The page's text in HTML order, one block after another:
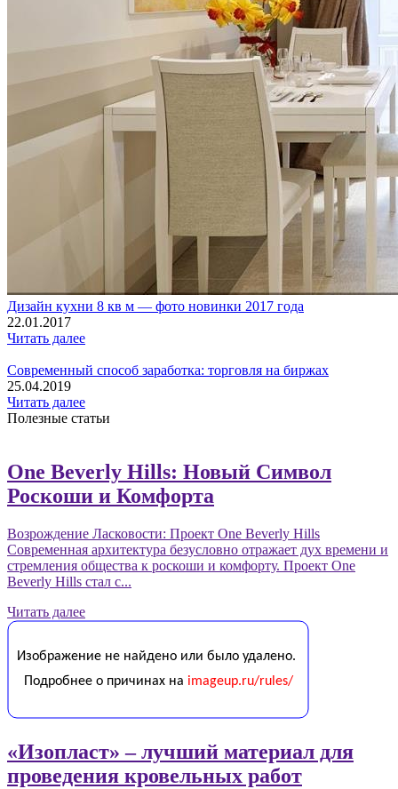
Дизайн кухни 8 кв м — фото новинки 2017 года
22.01.2017
Читать далее
Современный способ заработка: торговля на биржах
25.04.2019
Читать далее
Полезные статьи
One Beverly Hills: Новый Символ
Роскоши и Комфорта
Возрождение Ласковости: Проект One Beverly Hills
Современная архитектура безусловно отражает дух времени и
стремления общества к роскоши и комфорту. Проект One
Beverly Hills стал с...
Читать далее
«Изопласт» – лучший материал для
проведения кровельных работ